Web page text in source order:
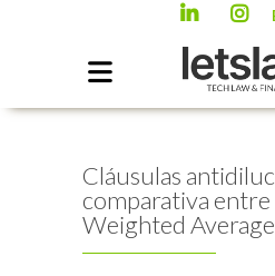
Cláusulas
comparativa
Weighted